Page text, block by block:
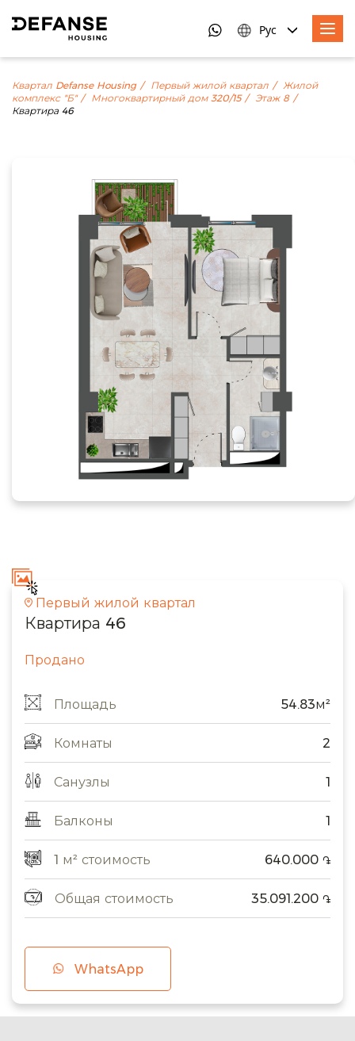
Рус
Квартал Defanse Housing Первый жилой квартал
Жилой
комплекс "Б"
Многоквартирный дом 320/15
Этаж 8
Квартира 46
Первый жилой квартал
Квартира 46
Продано
Площадь 54.83м²
Комнаты 2
Санузлы 1
Балконы 1
1 м² стоимость 640.000 ֏
Общая стоимость 35.091.200 ֏
WhatsApp